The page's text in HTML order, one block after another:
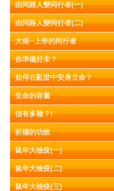
由同路人變同行者(一)
由同路人變同行者(二)
大衛─上帝的同行者
你準備好未？
如何在亂世中安身立命？
生命的容量
信有多難？!
祈禱的功效
鼠年大檢疫(一)
鼠年大檢疫(二)
鼠年大檢疫(三)